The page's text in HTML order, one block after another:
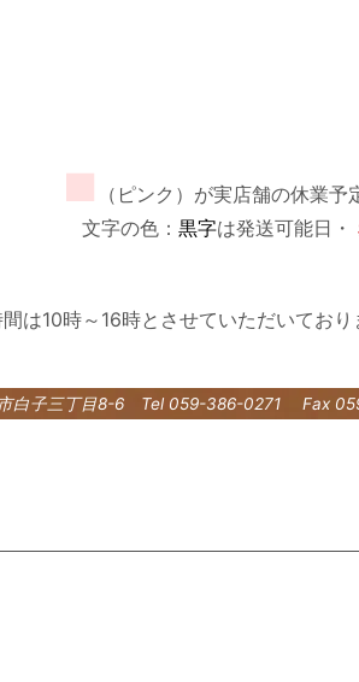
■
（ピンク）が実店舗の休業予
文字の色： 黒字は発送可能日・
は10時～16時とさせていただいており
白子三丁目8-6 Tel 059-386-0271 Fax